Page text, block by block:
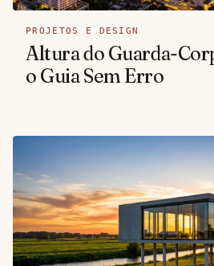
PROJETOS E DESIGN
Altura do Guarda-
o Guia Sem Erro